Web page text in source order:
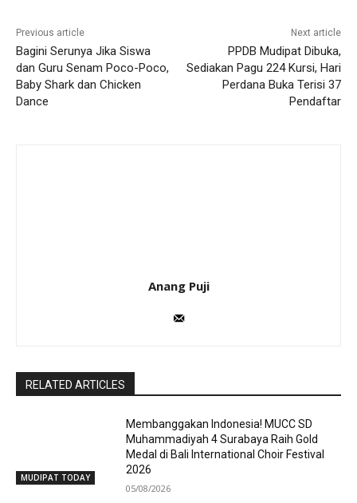
Previous article
Bagini Serunya Jika Siswa
dan Guru Senam Poco-Poco,
Baby Shark dan Chicken
Dance
Next article
PPDB Mudipat Dibuka,
Sediakan Pagu 224 Kursi, Hari
Perdana Buka Terisi 37
Pendaftar
Anang Puji
RELATED ARTICLES
MUDIPAT TODAY
Membanggakan Indonesia! MUCC SD
Muhammadiyah 4 Surabaya Raih Gold
Medal di Bali International Choir Festival
2026
05/08/2026